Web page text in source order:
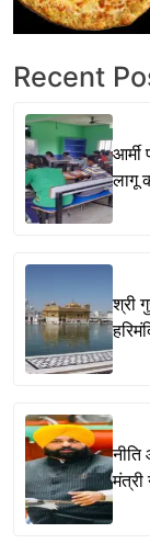
Recent
लागू
श्री
मंत्री